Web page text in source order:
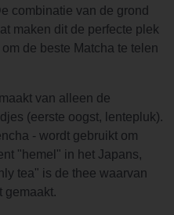
combinatie van de grond
maken dit de perfecte plek
de beste Matcha te telen
van alleen de
(eerste oogst, lentepluk).
- wordt gebruikt om
"hemel" in het Japans,
tea" is de thee waarvan
gemaakt.